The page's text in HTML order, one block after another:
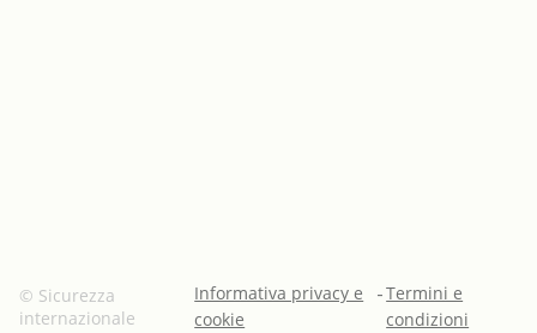
© Sicurezza
internazionale
Informativa privacy e
cookie
-Termini e
condizioni